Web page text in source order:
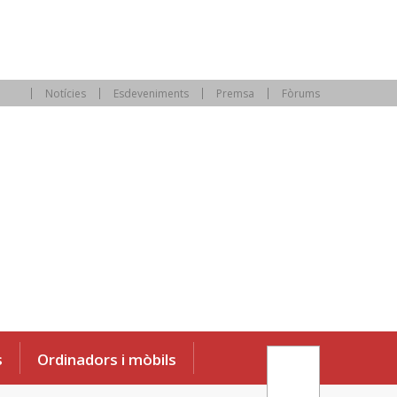
Notícies Esdeveniments Premsa Fòrums
Ordinadors i mòbils